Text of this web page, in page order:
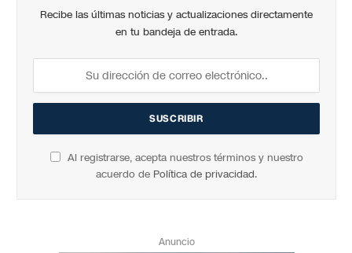
Recibe las últimas noticias y actualizaciones directamente
en tu bandeja de entrada.
Al registrarse, acepta nuestros términos y nuestro
acuerdo de Política de privacidad.
Anuncio